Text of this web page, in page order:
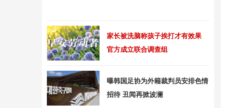
家长被洗脑称孩子挨打才有效果
官方成立联合调查组
曝韩国足协为外籍裁判员安排色情
招待 丑闻再掀波澜